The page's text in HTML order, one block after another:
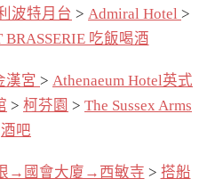
波特月台 > Admiral Hotel >
BRASSERIE 吃飯喝酒
漢宮 > Athenaeum Hotel英式
> 柯芬園 > The Sussex Arms
酒吧
→國會大廈→西敏寺 > 搭船